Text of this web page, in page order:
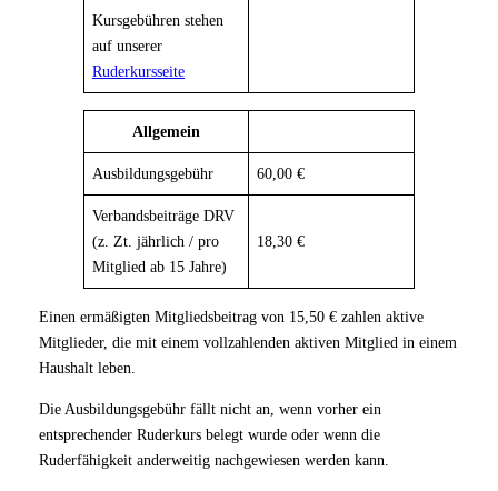
Kursgebühren stehen
auf unserer
Ruderkursseite
Allgemein
Ausbildungsgebühr 60,00 €
Verbandsbeiträge DRV
(z. Zt. jährlich / pro
Mitglied ab 15 Jahre)
18,30 €
Einen ermäßigten Mitgliedsbeitrag von 15,50 € zahlen aktive
Mitglieder, die mit einem vollzahlenden aktiven Mitglied in einem
Haushalt leben.
Die Ausbildungsgebühr fällt nicht an, wenn vorher ein
entsprechender Ruderkurs belegt wurde oder wenn die
Ruderfähigkeit anderweitig nachgewiesen werden kann.